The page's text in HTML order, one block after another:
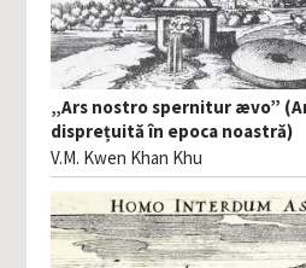
„Ars nostro spernitur ævo”
disprețuită în epoca noastră)
V.M. Kwen Khan Khu